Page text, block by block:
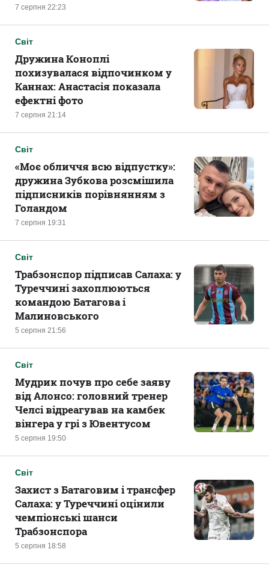
7 серпня 22:23
Світ
7 серпня 21:14
Дружина Коноплі
похизувалася відпочинком у
Каннах: Анастасія показала
ефектні фото
Світ
7 серпня 19:31
«Моє обличчя всю відпустку»:
дружина Зубкова розсмішила
підписників порівнянням з
Голандом
Світ
5 серпня 21:56
Трабзонспор підписав Салаха: у
Туреччині захоплюються
командою Батагова і
Малиновського
Світ
5 серпня 19:50
Мудрик почув про себе заяву
від Алонсо: головний тренер
Челсі відреагував на камбек
вінгера у грі з Ювентусом
Світ
5 серпня 18:58
Захист з Батаговим і трансфер
Салаха: у Туреччині оцінили
чемпіонські шанси
Трабзонспора